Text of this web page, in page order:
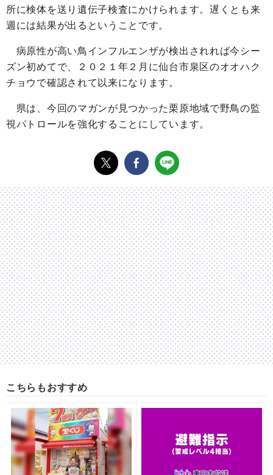
所に検体を送り遺伝子検査にかけられます。遅くとも来
週には結果が出るということです。
病原性が高い鳥インフルエンザが検出されれば今シー
ズン初めてで、２０２１年２月に仙台市泉区のオオハク
チョウで確認されて以来になります。
県は、今回のマガンが見つかった栗原地域で野鳥の監
視パトロールを強化することにしています。
こちらもおすすめ